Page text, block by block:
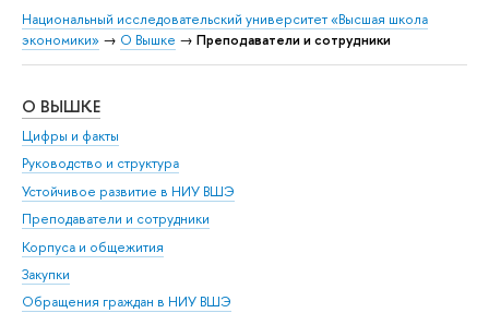
Национальный исследовательский университет «Высшая школа
экономики» → О Вышке → Преподаватели и сотрудники
О ВЫШКЕ
Цифры и факты
Руководство и структура
Устойчивое развитие в НИУ ВШЭ
Преподаватели и сотрудники
Корпуса и общежития
Закупки
Обращения граждан в НИУ ВШЭ